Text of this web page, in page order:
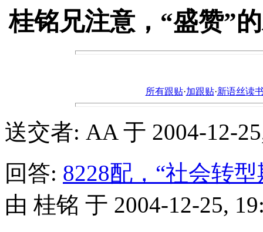
桂铭兄注意，“盛赞”
所有跟贴·加跟贴·新语丝读
送交者: AA 于 2004-12-
回答: 8228配，“社会转
由 桂铭 于 2004-12-25,